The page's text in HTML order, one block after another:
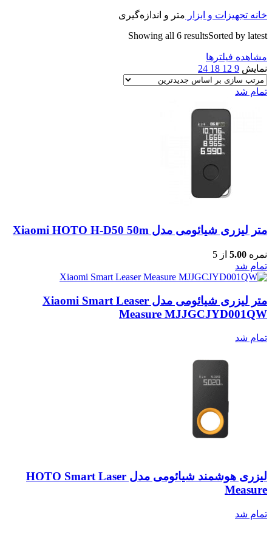
خانه تجهیزات و ابزار متر و اندازه‌گیری
Showing all 6 resultsSorted by latest
مشاهده فیلترها
نمایش 9
12
18
24
تمام شد
متر لیزری شیائومی مدل Xiaomi HOTO H-D50 50m
نمره 5.00 از 5
تمام شد
متر لیزری شیائومی مدل Xiaomi Smart Leaser
Measure MJJGCJYD001QW
تمام شد
لیزری هوشمند شیائومی مدل HOTO Smart Laser
Measure
تمام شد